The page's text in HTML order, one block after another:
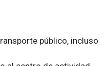
público, incluso